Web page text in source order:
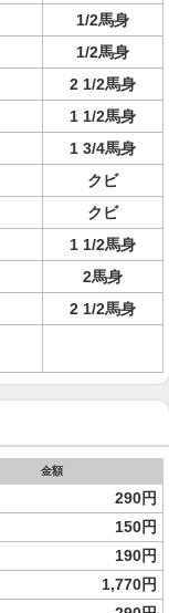
1/2馬身
1/2馬身
2 1/2馬身
1 1/2馬身
1 3/4馬身
クビ
クビ
1 1/2馬身
2馬身
2 1/2馬身
金額
290円
150円
190円
1,770円